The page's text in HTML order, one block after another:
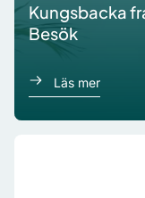
Kungsbacka
Besök
Läs merom